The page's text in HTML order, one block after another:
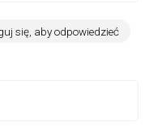
się, aby odpowiedzieć